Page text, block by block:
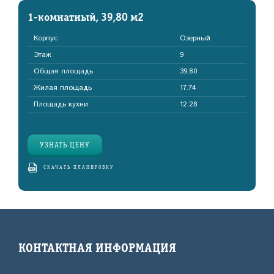
1-комнатный, 39,80 м2
Корпус
Озерный
Этаж
9
Общая площадь
39,80
Жилая площадь
17.74
Площадь кухни
12.28
УЗНАТЬ ЦЕНУ
СКАЧАТЬ ПЛАНИРОВКУ
КОНТАКТНАЯ ИНФОРМАЦИЯ